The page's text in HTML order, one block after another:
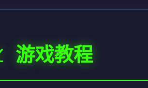
游戏教程